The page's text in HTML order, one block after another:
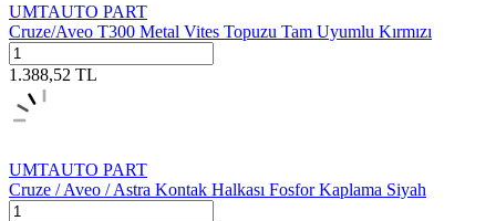
UMTAUTO PART
Cruze/Aveo T300 Metal Vites Topuzu Tam Uyumlu Kırmızı
1.388,52 TL
UMTAUTO PART
Cruze / Aveo / Astra Kontak Halkası Fosfor Kaplama Siyah